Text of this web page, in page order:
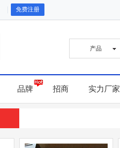
免费注册
品牌 招商 实力厂家